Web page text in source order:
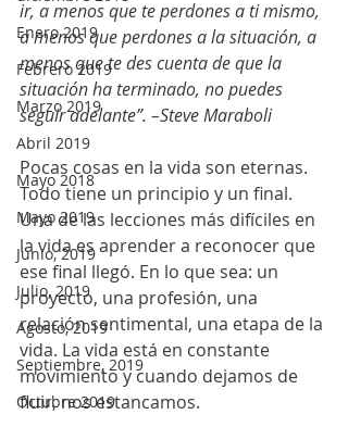
Enero 2019
Febrero 2019
Marzo 2019
Abril 2019
Mayo 2018
Mayo 2019
Junio, 2019
Julio, 2019
Agosto, 2019
Septiembre, 2019
Octubre 2019
ir, a menos que te perdones a ti mismo,
a menos que perdones a la situación, a
menos que te des cuenta de que la
situación ha terminado, no puedes
seguir adelante”. –Steve Maraboli
Pocas cosas en la vida son eternas.
Todo tiene un principio y un final.
Una de las lecciones más difíciles en
la vida es aprender a reconocer que
ese final llegó. En lo que sea: un
proyecto, una profesión, una
relación sentimental, una etapa de la
vida. La vida está en constante
movimiento y cuando dejamos de
fluir, nos estancamos.